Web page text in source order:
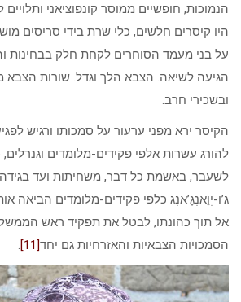
הנמוכות, חופשיים ממוסר קונפוציאני
היו קיסרים חלשים, כלי שרת בידי סריסים
על בני מעמד הסוחרים לקחת חלק בבחינות
הגיעה לשיאה. הצבא הלך וגדל. שורות הצבא
ובשכירי חרב.
הקיסר ירא מפני ערעור על סמכותו ורגיש
להורג עשרות אלפי פקידים-מלומדים
לשעבר, באשמת כל דבר, משחיתות ועד
ג’וּ-יְוֵּאנְגָ’אנְג כלפי פקידים-מלומדים הביאה
אל תוך כהונתו, לבטל את תפקיד ראש
הסמכויות הצבאיות והאזרחיות גם יחד[11]
.